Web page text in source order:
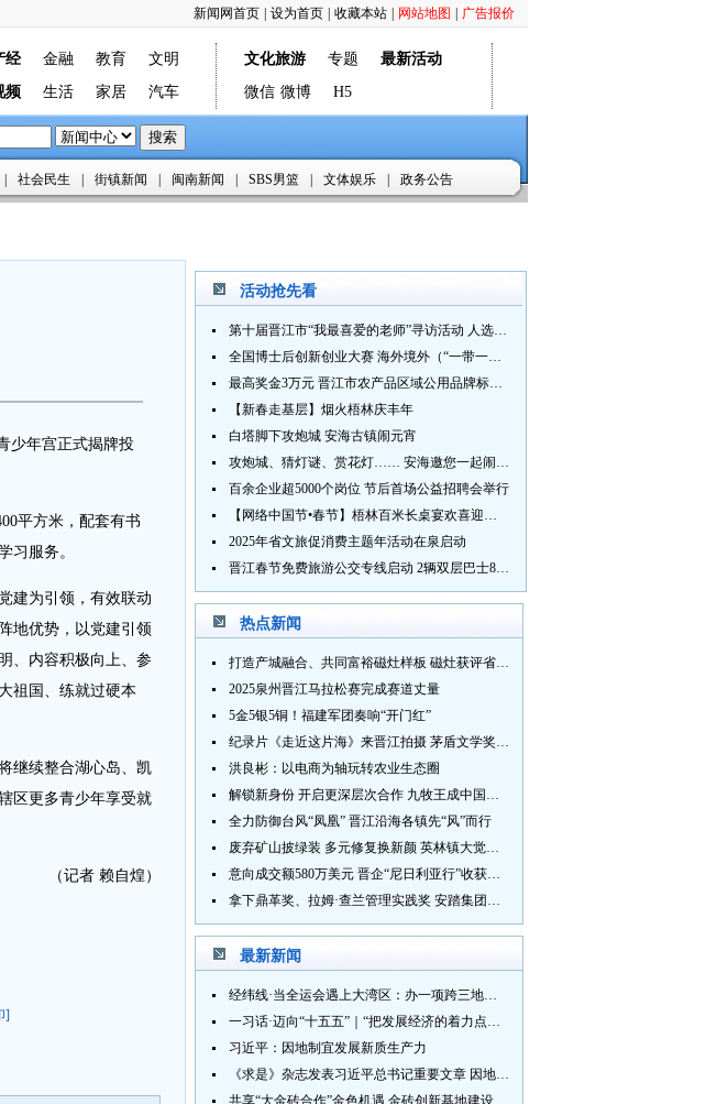
广告报价
网站地图
收藏本站
设为首页
新闻网首页
经 金融 教育
文明
频
生活 家居 汽车
文化旅游 专题
最新活动
微信 微博 H5
社会民生 街镇新闻 闽南新闻 SBS男篮 文体娱乐 政务公告
少年宫正式揭牌投
平方米，配套有书
习服务。
建为引领，有效联动
地优势，以党建引领
、内容积极向上、参
祖国、练就过硬本
继续整合湖心岛、凯
区更多青少年享受就
（记者 赖自煌）
]
活动抢先看
第十届晋江市“我最喜爱的老师”寻访活动 人选推荐火热进行中 快来“秀”您最喜爱的老师
全国博士后创新创业大赛 海外境外（“一带一路”）赛七大赛道等你来战
最高奖金3万元 晋江市农产品区域公用品牌标识Logo及特色农产品包装设计征集活动正式启动
【新春走基层】烟火梧林庆丰年
白塔脚下攻炮城 安海古镇闹元宵
攻炮城、猜灯谜、赏花灯…… 安海邀您一起闹元宵
百余企业超5000个岗位 节后首场公益招聘会举行
【网络中国节•春节】梧林百米长桌宴欢喜迎新春
2025年省文旅促消费主题年活动在泉启动
晋江春节免费旅游公交专线启动 2辆双层巴士8辆铛铛车带你游
热点新闻
打造产城融合、共同富裕磁灶样板 磁灶获评省级乡村振兴示范乡镇
2025泉州晋江马拉松赛完成赛道丈量
5金5银5铜！福建军团奏响“开门红”
纪录片《走近这片海》来晋江拍摄 茅盾文学奖得主麦家探寻晋江“海海”人生
洪良彬：以电商为轴玩转农业生态圈
解锁新身份 开启更深层次合作 九牧王成中国奥委会官方赞助商
全力防御台风“凤凰” 晋江沿海各镇先“风”而行
废弃矿山披绿装 多元修复换新颜 英林镇大觉山片区废弃矿山生态修复项目通过验收
意向成交额580万美元 晋企“尼日利亚行”收获满满
拿下鼎革奖、拉姆·查兰管理实践奖 安踏集团获企业管理权威奖项
最新新闻
经纬线·当全运会遇上大湾区：办一项跨三地的赛事有多硬核？
一习话·迈向“十五五”｜“把发展经济的着力点放在实体经济上”
习近平：因地制宜发展新质生产力
《求是》杂志发表习近平总书记重要文章 因地制宜发展新质生产力
共享“大金砖合作”金色机遇 金砖创新基地建设成效显著